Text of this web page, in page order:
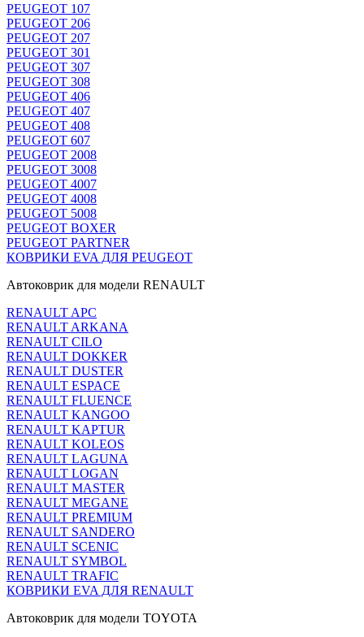
PEUGEOT 107
PEUGEOT 206
PEUGEOT 207
PEUGEOT 301
PEUGEOT 307
PEUGEOT 308
PEUGEOT 406
PEUGEOT 407
PEUGEOT 408
PEUGEOT 607
PEUGEOT 2008
PEUGEOT 3008
PEUGEOT 4007
PEUGEOT 4008
PEUGEOT 5008
PEUGEOT BOXER
PEUGEOT PARTNER
КОВРИКИ EVA ДЛЯ PEUGEOT
Автоковрик для модели RENAULT
RENAULT APC
RENAULT ARKANA
RENAULT CILO
RENAULT DOKKER
RENAULT DUSTER
RENAULT ESPACE
RENAULT FLUENCE
RENAULT KANGOO
RENAULT KAPTUR
RENAULT KOLEOS
RENAULT LAGUNA
RENAULT LOGAN
RENAULT MASTER
RENAULT MEGANE
RENAULT PREMIUM
RENAULT SANDERO
RENAULT SCENIC
RENAULT SYMBOL
RENAULT TRAFIC
КОВРИКИ EVA ДЛЯ RENAULT
Автоковрик для модели TOYOTA